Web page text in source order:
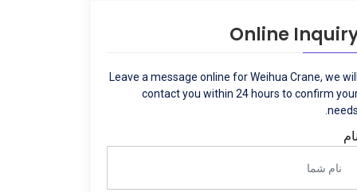
Online
Leave a message online for Weihua Crane, we will
contact you within 24 hours to confirm
needs
نام